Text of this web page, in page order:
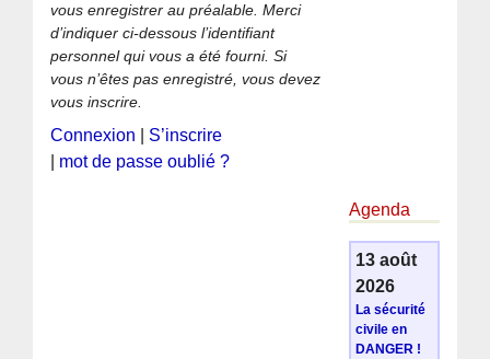
vous enregistrer au préalable. Merci
d’indiquer ci-dessous l’identifiant
personnel qui vous a été fourni. Si
vous n’êtes pas enregistré, vous devez
vous inscrire.
Connexion
S’inscrire
mot de passe oublié ?
Agenda
13 août
2026
La sécurité
civile en
DANGER !